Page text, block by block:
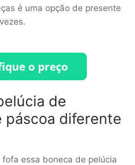
é uma opção de presente
de
páscoa diferente
fofa essa boneca de pelúcia